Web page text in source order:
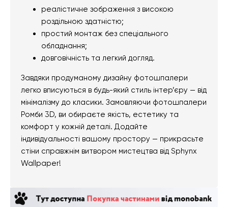
реалістичне зображення з високою
роздільною здатністю;
простий монтаж без спеціального
обладнання;
довговічність та легкий догляд.
Завдяки продуманому дизайну фотошпалери
легко вписуються в будь-який стиль інтер’єру — від
мінімалізму до класики. Замовляючи фотошпалери
Ромби 3D, ви обираєте якість, естетику та
комфорт у кожній деталі. Додайте
індивідуальності вашому простору — прикрасьте
стіни справжнім витвором мистецтва від Sphynx
Wallpaper!